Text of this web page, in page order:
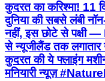
कुदरत का करिश्मा!
दुनिया की सबसे लंबी
नहीं, इस छोटे से पक्षी
से न्यूजीलैंड तक लगातार
कुदरत की ये फ्लाइंग
मनियारी न्यूज़